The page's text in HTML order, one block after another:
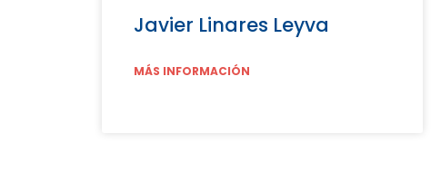
Javier Linares Leyva
MÁS INFORMACIÓN